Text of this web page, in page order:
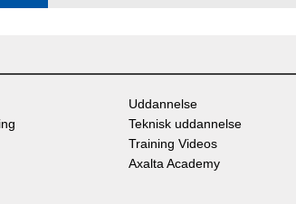
Uddannelse
Teknisk uddannelse
Training Videos
Axalta Academy